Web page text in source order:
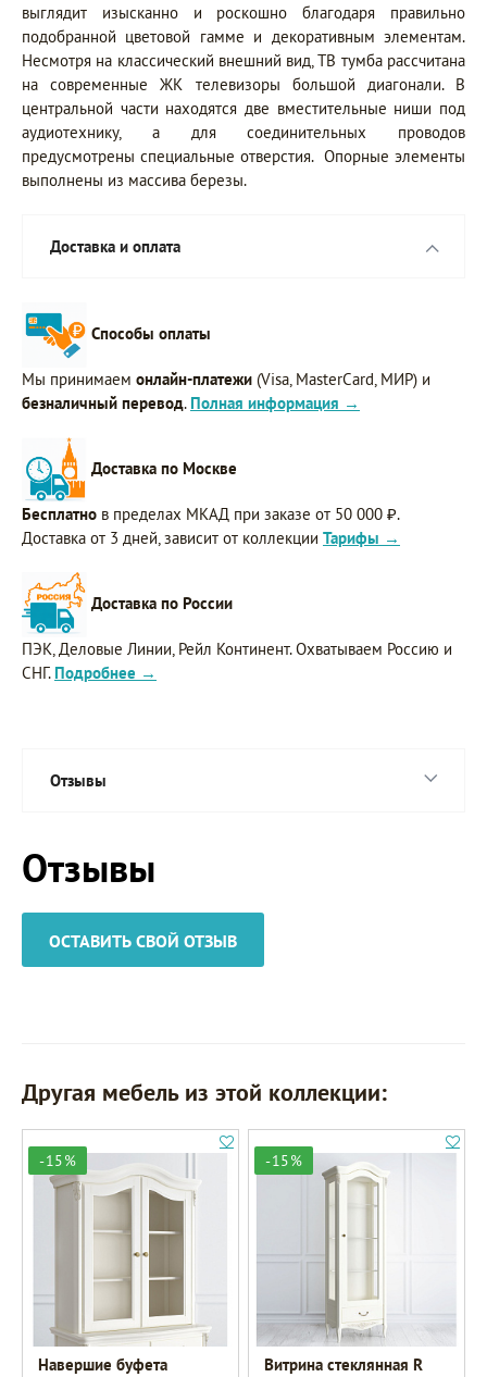
выглядит изысканно и роскошно благодаря правильно
подобранной цветовой гамме и декоративным элементам.
Несмотря на классический внешний вид, ТВ тумба рассчитана
на современные ЖК телевизоры большой диагонали. В
центральной части находятся две вместительные ниши под
аудиотехнику, а для соединительных проводов
предусмотрены специальные отверстия. Опорные элементы
выполнены из массива березы.
Доставка и оплата
Способы оплаты
Мы принимаем онлайн-платежи (Visa, MasterCard, МИР) и
безналичный перевод. Полная информация →
Доставка по Москве
Бесплатно в пределах МКАД при заказе от 50 000 ₽.
Доставка от 3 дней, зависит от коллекции Тарифы →
Доставка по России
ПЭК, Деловые Линии, Рейл Континент. Охватываем Россию и
СНГ. Подробнее →
Отзывы
Отзывы
ОСТАВИТЬ СВОЙ ОТЗЫВ
Другая мебель из этой коллекции:
-15%
Навершие буфета
-15%
Витрина стеклянная R